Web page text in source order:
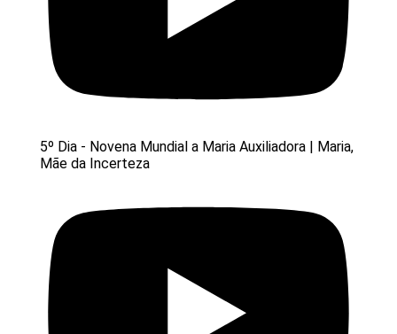
5º Dia - Novena Mundial a Maria Auxiliadora | Maria,
Mãe da Incerteza